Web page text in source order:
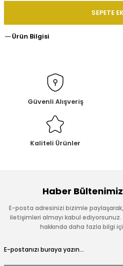
SEPETE
Ürün Bilgisi
Güvenli Alışveriş
Kaliteli Ürünler
Haber
E-posta adresinizi bizimle
iletişimleri almayı kabul ediyorsunuz.
hakkında daha fazla bilgi